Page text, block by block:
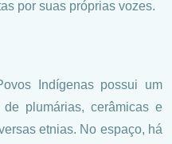
por suas próprias vozes.
Indígenas possui um
plumárias, cerâmicas e
etnias. No espaço, há